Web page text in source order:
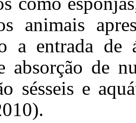
animais
a entrada de
absorção de
sésseis e